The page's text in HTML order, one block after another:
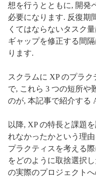
想を行うとともに, 開発
必要になります. 反復期
くてはならないタスク
ギャップを修正する間
ります.
スクラムに XP のプラ
で, これら 3 つの短所や
のが, 本記事で紹介する
以降, XP の特長と課題
れなかったかという理
プラクティスを考える
をどのように取捨選択
の実際のプロジェクト